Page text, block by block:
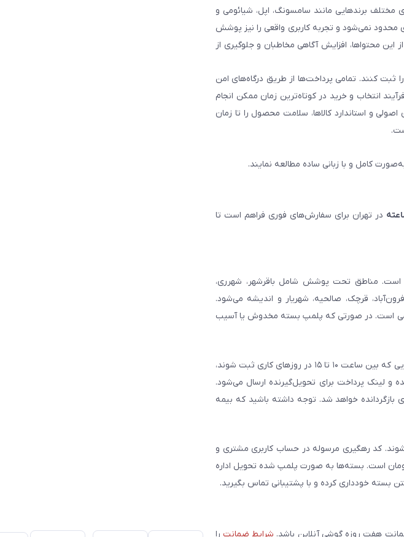
مختلف برندهایی مانند سامسونگ، اپل، شیائومی و
محدود نمی‌شود و تجربه کاربری واقعی را نیز پوشش
محتواها، افزایش آگاهی مخاطبان و جلوگیری از
ثبت کنند. تمامی پرداخت‌ها از طریق درگاه‌های امن
انتخاب و خرید در کوتاه‌ترین زمان ممکن انجام
و استاندارد کالاها، سلامت محصول را تا زمان
کامل و با زبانی ساده مطالعه نمایند.
در تهران برای سفارش‌های فوری فراهم است تا
تهران و همچنین مناطق حومه شهر است. مناطق تحت پوشش شامل باقرشهر، شهرری،
قرچک، صالحیه، شهریار و اندیشه می‌شود.
است. در صورتی که پلمپ بسته مخدوش یا آسیب
ارسال از طریق شرکت‌های تیپاکس، ماهکس و چاپار برای شهرهای تحت پوشش این شرکت‌ها فراهم است. سفارش‌هایی که بین ساعت ۱۰ تا ۱۵ در روزهای کاری ثبت شوند،
لینک پرداخت برای تحویل‌گیرنده ارسال می‌شود.
خواهد شد. توجه داشته باشید که بیمه
کد رهگیری مرسوله در حساب کاربری مشتری و
ارسال می‌شود. پرداخت در محل برای این روش ممکن نیست و هزینه ثابت ارسال ۹۹ هزار تومان است. بسته‌ها به صورت پلمپ شده تحویل اداره
خودداری کرده و با پشتیبانی تماس بگیرید.
هفت روزه گوشی آنلاین باشد. شرایط ضمانت را